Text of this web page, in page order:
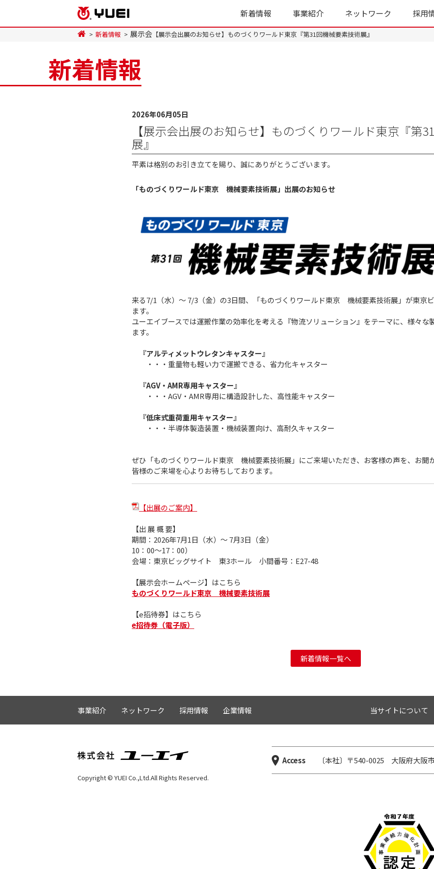
新着情報 事業紹介 ネットワーク 採用
新着情報 展示会 【展示会出展のお知らせ】ものづくりワールド東京『第31回機械要素技術展』
新着情報
2026年06月05日
【展示会出展のお知らせ】ものづくりワールド東京『第
展』
平素は格別のお引き立てを賜り、誠にありがとうございます。
「ものづくりワールド東京 機械要素技術展」出展のお知らせ
来る7/1（水）～ 7/3（金）の3日間、「ものづくりワールド東京 機械要素技術展」が東京
ます。
ユーエイブースでは運搬作業の効率化を考える『物流ソリューション』をテーマに、様々な
ます。
『アルティメットウレタンキャスター』
・・・重量物も軽い力で運搬できる、省力化キャスター
『AGV・AMR専用キャスター』
・・・AGV・AMR専用に構造設計した、高性能キャスター
『低床式重荷重用キャスター』
・・・半導体製造装置・機械装置向け、高耐久キャスター
ぜひ「ものづくりワールド東京 機械要素技術展」にご来場いただき、お客様の声を、お聞
皆様のご来場を心よりお待ちしております。
【出展のご案内】
【出 展 概 要】
期間：2026年7月1日（水）～ 7月3日（金）
10：00～17：00）
会場：東京ビッグサイト 東3ホール 小間番号：E27-48
【展示会ホームページ】はこちら
ものづくりワールド東京 機械要素技術展
【e招待券】はこちら
e招待券（電子版）
新着情報一覧へ
事業紹介 ネットワーク 採用情報 企業情報 当サイトについて
Access 〔本社〕〒540-0025 大阪府大阪
Copyright © YUEI Co.,Ltd.All Rights Reserved.